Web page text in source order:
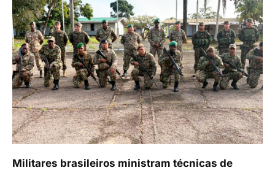
Militares brasileiros ministram técnicas de